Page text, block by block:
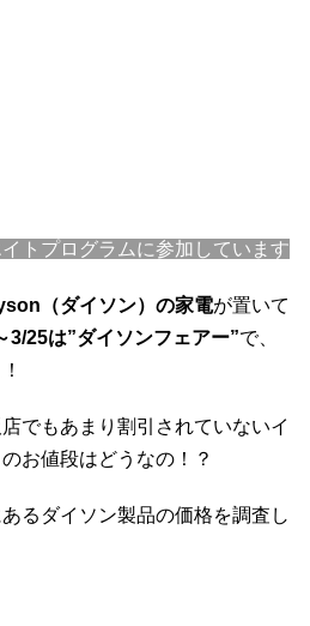
トプログラムに参加しています
（ダイソン）の家電が置いて
3/25は”ダイソンフェアー”で、
でもあまり割引されていないイ
お値段はどうなの！？
るダイソン製品の価格を調査し